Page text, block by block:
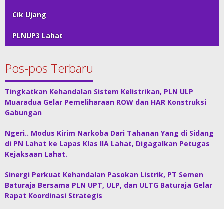
Cik Ujang
PLNUP3 Lahat
Pos-pos Terbaru
Tingkatkan Kehandalan Sistem Kelistrikan, PLN ULP
Muaradua Gelar Pemeliharaan ROW dan HAR Konstruksi
Gabungan
Ngeri.. Modus Kirim Narkoba Dari Tahanan Yang di Sidang
di PN Lahat ke Lapas Klas IIA Lahat, Digagalkan Petugas
Kejaksaan Lahat.
Sinergi Perkuat Kehandalan Pasokan Listrik, PT Semen
Baturaja Bersama PLN UPT, ULP, dan ULTG Baturaja Gelar
Rapat Koordinasi Strategis